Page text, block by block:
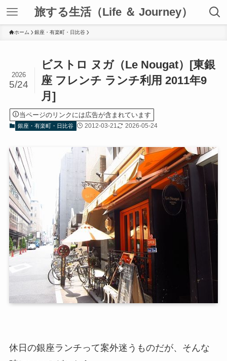
旅する生活（Life ＆ Journey）
ホーム 銀座・有楽町・日比谷
ビストロ ヌガ（Le Nougat）[東銀
座 フレンチ ランチ利用 2011年9
月]
2026
5/24
当ページのリンクには広告が含まれています
銀座・有楽町・日比谷 2012-03-21 2026-05-24
休日の銀座ランチって案外迷うものだが、そんな